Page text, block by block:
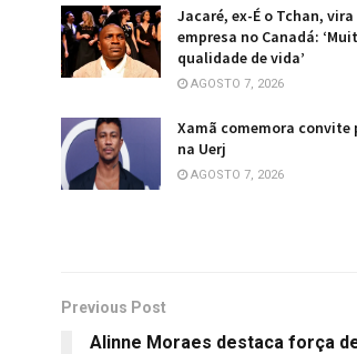
Jacaré, ex-É o Tchan,
empresa no Canadá:
qualidade de vida’
AGOSTO 7, 2026
Xamã comemora convite
na Uerj
AGOSTO 7, 2026
Previous Post
Alinne Moraes destaca força